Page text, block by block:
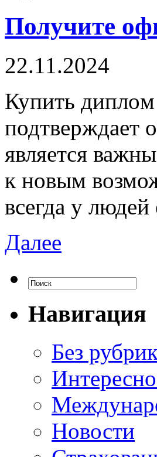
Получите
22.11.2024
Купить
подтверждает
является
к новым
всегда у
Далее
Навигация
Без
Новости